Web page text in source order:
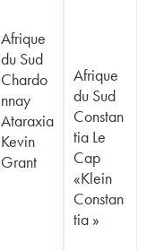
Afrique
du Sud
Chardo
nnay
Ataraxia
Kevin
Grant
Afrique
du Sud
Constan
tia Le
Cap
«Klein
Constan
tia »